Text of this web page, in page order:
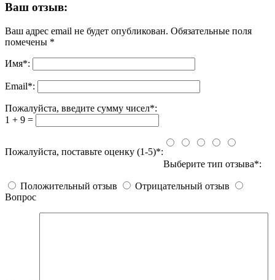
Ваш отзыв:
Ваш адрес email не будет опубликован. Обязательные поля
помечены *
Имя*:
Email*:
Пожалуйста, введите сумму чисел*:
1 + 9 =
Пожалуйста, поставьте оценку (1-5)*:
Выберите тип отзыва*:
Положительный отзыв
Отрицательный отзыв
Вопрос